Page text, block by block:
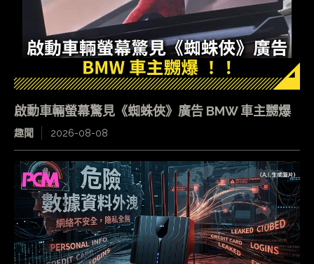
啟動車輛螢幕驚見《蜘蛛俠》廣告 BMW 車主嬲爆
趣聞 2026-08-08